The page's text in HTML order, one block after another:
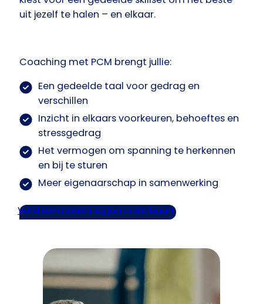
uit jezelf te halen – en elkaar.
Coaching met PCM brengt jullie:
Een gedeelde taal voor gedrag en
verschillen
Inzicht in elkaars voorkeuren, behoeftes en
stressgedrag
Het vermogen om spanning te herkennen
en bij te sturen
Meer eigenaarschap in samenwerking
Vind een coach bij jou in de buurt